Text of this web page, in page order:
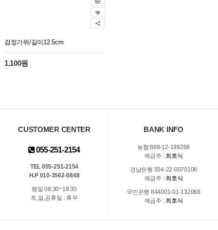
검정가위/길이12.5cm
1,100원
CUSTOMER CENTER
055-251-2154
TEL 055-251-2154
H.P 010-3562-0848
평일 08:30~18:30
토,일,공휴일 : 휴무
BANK INFO
농협:888-12-199268
예금주 : 최호식
경남은행 554-22-0070108
예금주 : 최호식
국민은행 844001-01-132068
예금주 : 최호식